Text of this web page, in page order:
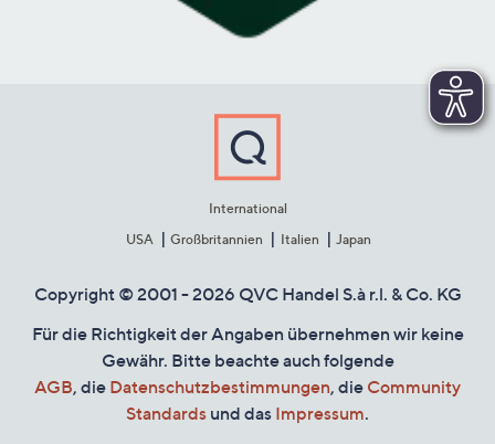
International
USA
Großbritannien Italien Japan
Copyright © 2001 - 2026 QVC Handel S.à r.l. & Co. KG
Für die Richtigkeit der Angaben übernehmen wir keine
Gewähr. Bitte beachte auch folgende
AGB, die Datenschutzbestimmungen, die Community
Standards und das Impressum.